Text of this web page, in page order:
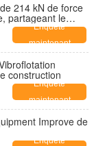
214 kN de force
partageant le
Enquête
maintenant
construction
Enquête
maintenant
Improve de
Enquête